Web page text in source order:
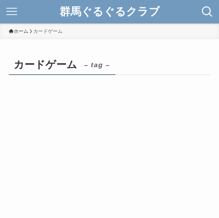
群馬ぐるぐるクラブ
ホーム カードゲーム
カードゲーム – tag –